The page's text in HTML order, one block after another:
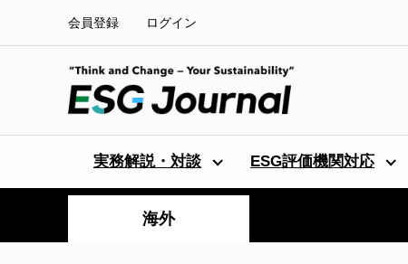
会員登録 ログイン
実務解説・対談 ESG評価機関対応
海外